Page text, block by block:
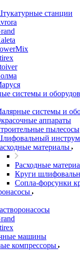
станции
системы и
системы и
аппараты
пылесосы
материалы
Расходные
Круги
Сопла-форсунки
машины
компрессоры